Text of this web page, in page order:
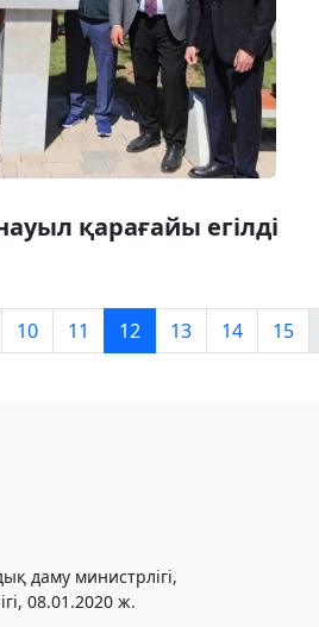
қарағайы егілді
10 11 12 13 14 15
даму министрлігі,
08.01.2020 ж.